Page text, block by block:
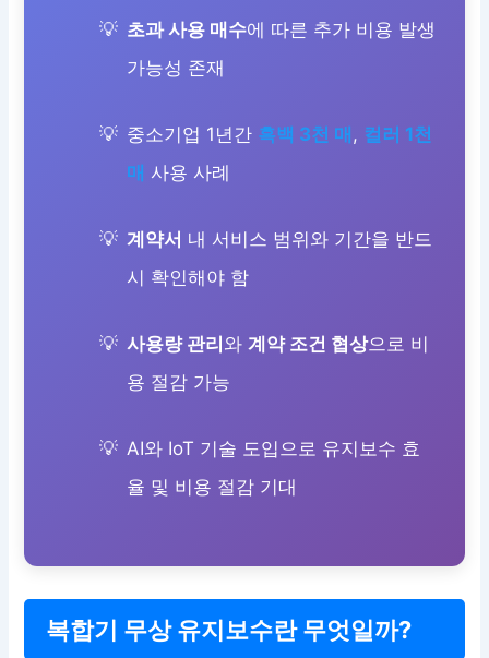
초과 사용 매수에 따른 추가 비용 발생
가능성 존재
중소기업 1년간 흑백 3천 매 , 컬러 1천
매 사용 사례
계약서 내 서비스 범위와 기간을 반드
시 확인해야 함
사용량 관리 와계약 조건 협상으로 비
용 절감 가능
AI와 IoT 기술 도입으로 유지보수 효
율 및 비용 절감 기대
복합기 무상 유지보수란 무엇일까?